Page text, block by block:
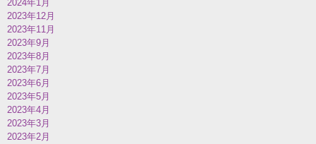
2024年1月
2023年12月
2023年11月
2023年9月
2023年8月
2023年7月
2023年6月
2023年5月
2023年4月
2023年3月
2023年2月